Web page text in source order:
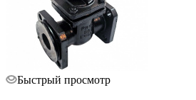
Быстрый просмотр